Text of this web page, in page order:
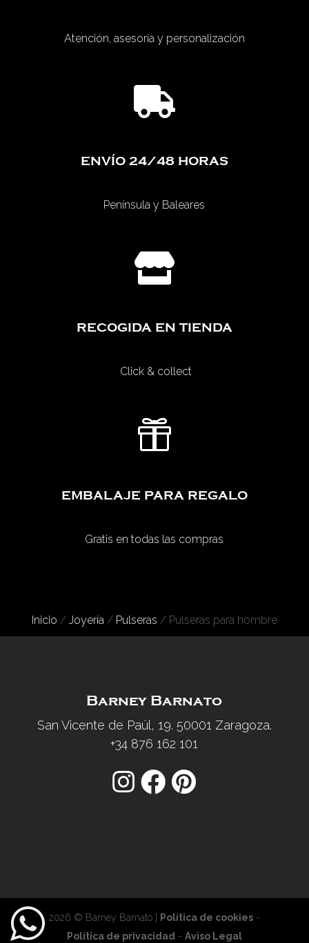
Atención, asesoría y personalización

ENVÍO 24/48 HORAS
Península y Baleares

RECOGIDA EN TIENDA
Click & collect

EMBALAJE PARA REGALO
Gratis en todas las compras
Inicio / Joyería / Pulseras / Pulseras para hombre
Barney Barnato
San Vicente de Paúl, 19. 50001 Zaragoza.
+34 876 162 101
2026 © Barney Barnato | Política de cookies-
Política de privacidad - Aviso Legal